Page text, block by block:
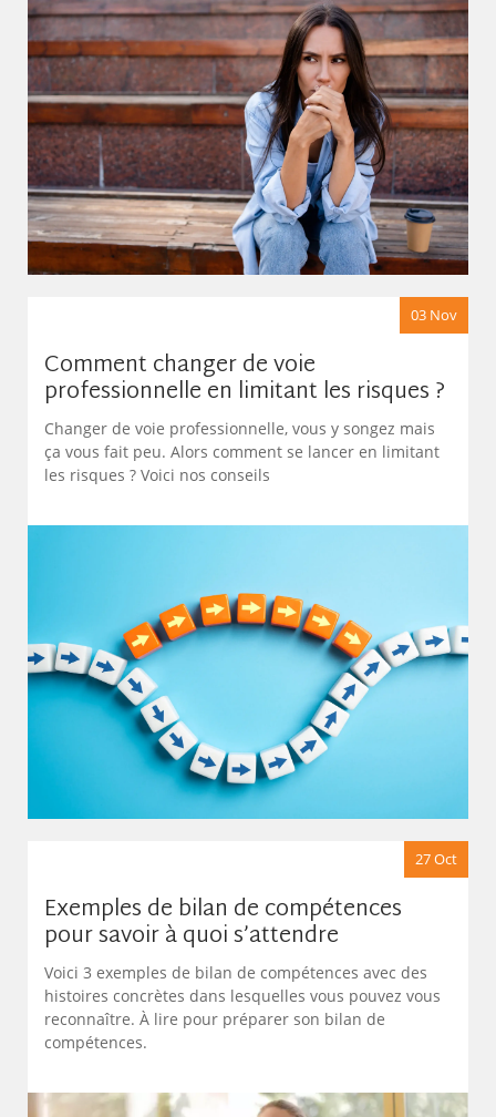
03 Nov
Comment changer de voie
professionnelle en limitant les risques ?
Changer de voie professionnelle, vous y songez mais
ça vous fait peu. Alors comment se lancer en limitant
les risques ? Voici nos conseils
27 Oct
Exemples de bilan de compétences
pour savoir à quoi s’attendre
Voici 3 exemples de bilan de compétences avec des
histoires concrètes dans lesquelles vous pouvez vous
reconnaître. À lire pour préparer son bilan de
compétences.